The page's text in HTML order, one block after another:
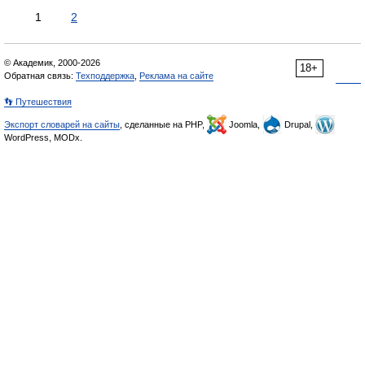
1 2
18+
© Академик, 2000-2026
Обратная связь: Техподдержка Реклама на сайте
👣 Путешествия
Экспорт словарей на сайты , сделанные на PHP, Joomla,
Drupal,
WordPress, MODx.